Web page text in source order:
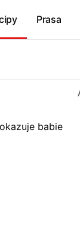
Prasa
babie